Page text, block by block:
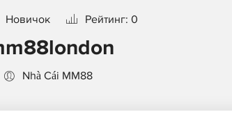
Новичок Рейтинг: 0
Nhà Cái MM88